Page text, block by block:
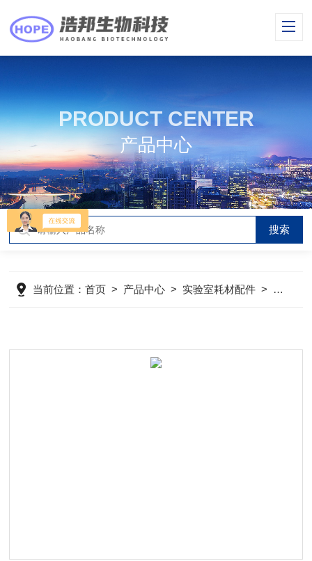
PRODUCT CENTER
产品中心
当前位置：首页 > 产品中心 > 实验室耗材配件 > 吸头